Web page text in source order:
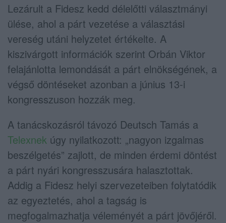
Lezárult a Fidesz kedd délelőtti választmányi
ülése, ahol a párt vezetése a választási
vereség utáni helyzetet értékelte. A
kiszivárgott információk szerint Orbán Viktor
felajánlotta lemondását a párt elnökségének, a
végső döntéseket azonban a június 13-i
kongresszuson hozzák meg.
A tanácskozásról távozó Deutsch Tamás a
Telexnek úgy nyilatkozott: „nagyon izgalmas
beszélgetés” zajlott, de minden érdemi döntést
a párt nyári kongresszusára halasztottak.
Addig a Fidesz helyi szervezeteiben folytatódik
az egyeztetés, ahol a tagság is
megfogalmazhatja véleményét a párt jövőjéről.